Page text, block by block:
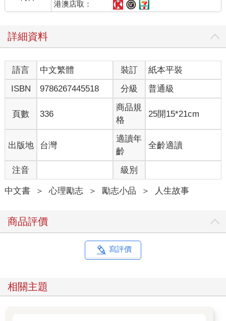
一九七九年，參議員愛德華．甘迺迪（Edward Kennedy）就苯二
氮平類藥物的危害召開參議院基本健康小組委員會聽證會，稱苯
噩夢」。這之後不久，《時尚》雜誌稱這些藥錠「遠比海洛因更
易成癮」。用藥人口下降了，但到了一九八○年代，用於治療恐慌
症的贊安諾問市，苯二氮平類藥物的人氣再度竄升。
我在二○一○年拿到安定文處方藥，當時我不知道醫學文獻建議這
種藥不能經常服用，最多服用二到四周。我不知道雖然醫界已警
告成癮風險高，長期處方箋卻仍有上升趨勢，我也不知道苯二氮
平服藥過量及因此死亡的案例，很快會與鴉片類藥物不分軒輊。
我只知道，我是個新手媽媽，育有兩個幼兒，其中一個是唐氏症
寶寶。我睡不著覺。我的婚姻正在崩解，而我拚了命想挽救。我
拚了命照顧我的孩子，同時不斷想擺脫自己像個失眠鬼影的感
覺。「吃藥吧。」醫生說，所以我照做了。只要能睡著都好，我
一個月接著一個月吞下藥錠，嘴巴像饑餓的鯉魚張得老大。我信
任我的醫生，我相信他知道自己在做什麼。
（本文摘自：「序言」）
試閱文章（二）：〈天空陷落〉
我洗好晚餐的碗盤，喝完我的第二杯紅酒。尚恩到車庫去準備他
的玩具，一條手臂長的鱷魚，跟克蘿伊的小茶杯組。克蘿伊和我
一起在浴室裡，我們玩了一會兒家家酒，立在浴缸邊用小茶杯把
港澳店取：
詳細資料
語言 中文繁體 裝訂
紙本平裝
ISBN
9786267445518 分級 普通級
頁數 336
商品規
格
25開15*21cm
出版地 台灣
適讀年
齡
全齡適讀
注音 級別
中文書 ＞ 心理勵志 ＞ 勵志小品 ＞ 人生故事
商品評價
寫評價
相關主題